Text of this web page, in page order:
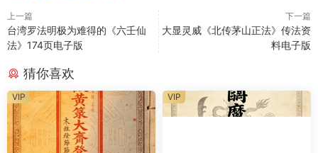
上一篇
台湾罗法明极为难得的《六壬仙
法》174页电子版
下一篇
大显灵威《北传茅山正法》传法资
料电子版
猜你喜欢
VIP VIP